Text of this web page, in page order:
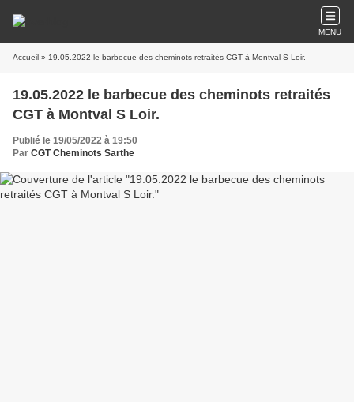
MENU
Accueil » 19.05.2022 le barbecue des cheminots retraités CGT à Montval S Loir.
19.05.2022 le barbecue des cheminots retraités
CGT à Montval S Loir.
Publié le 19/05/2022 à 19:50
Par CGT Cheminots Sarthe